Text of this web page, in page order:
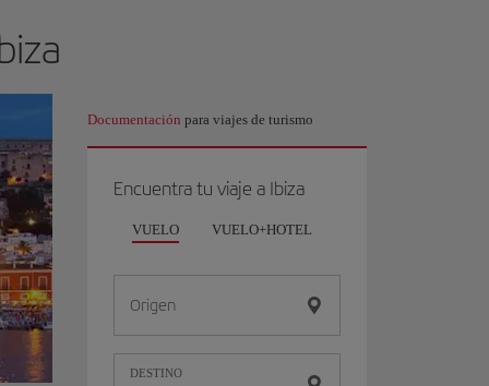
Documentación para viajes de turismo
Encuentra tu viaje a Ibiza
VUELO VUELO+HOTEL
Origen
DESTINO